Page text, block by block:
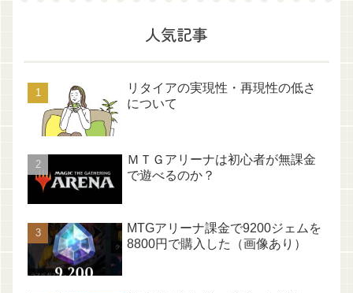
人気記事
リタイアの実現性・再現性の低さ
について
ＭＴＧアリーナは初心者が無課金
で遊べるのか？
MTGアリーナ課金で9200ジェムを
8800円で購入した（画像あり）